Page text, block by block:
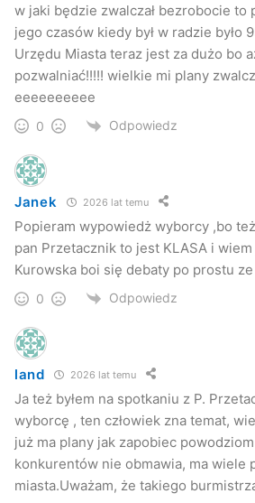
w jaki będzie zwalczał bezrobocie to
jego czasów kiedy był w radzie było
Urzędu Miasta teraz jest za dużo bo
pozwalniać!!!!! wielkie mi plany
eeeeeeeeee
0 Odpowiedz
Janek 2026 lat temu
Popieram wypowiedż wyborcy ,bo
pan Przetacznik to jest KLASA i
Kurowska boi się debaty po prostu
0 Odpowiedz
land 2026 lat temu
Ja też byłem na spotkaniu z P.
wyborcę , ten człowiek zna temat,
już ma plany jak zapobiec
konkurentów nie obmawia, ma wiele
miasta.Uważam, że takiego